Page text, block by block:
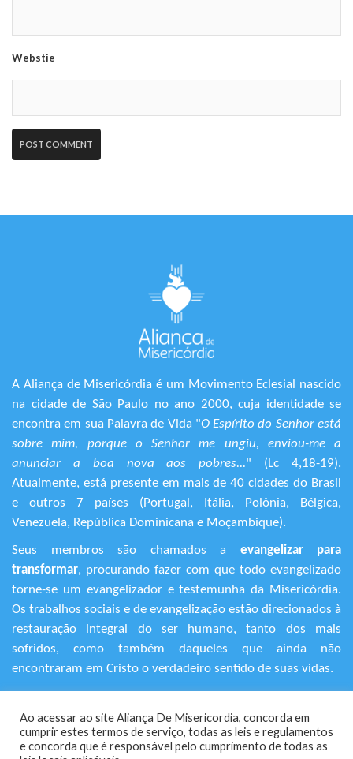
Webstie
A Aliança de Misericórdia é um Movimento Eclesial nascido
na cidade de São Paulo no ano 2000, cuja identidade se
encontra em sua Palavra de Vida "O Espírito do Senhor está
sobre mim, porque o Senhor me ungiu, enviou-me a
anunciar a boa nova aos pobres..." (Lc 4,18-19).
Atualmente, está presente em mais de 40 cidades do Brasil
e outros 7 países (Portugal, Itália, Polônia, Bélgica,
Venezuela, República Dominicana e Moçambique).
Seus membros são chamados a evangelizar para
transformar, procurando fazer com que todo evangelizado
torne-se um evangelizador e testemunha da Misericórdia.
Os trabalhos sociais e de evangelização estão direcionados à
restauração integral do ser humano, tanto dos mais
sofridos, como também daqueles que ainda não
encontraram em Cristo o verdadeiro sentido de suas vidas.
Rua Avanhandava, 616 – Bela Vista
São Paulo/SP - CEP 01306-000
Ao acessar ao site Aliança De Misericordia, concorda em
cumprir estes termos de serviço, todas as leis e regulamentos
​e concorda que é responsável pelo cumprimento de todas as